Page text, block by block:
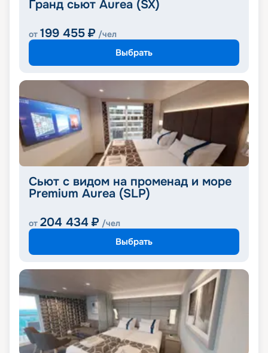
Гранд сьют Aurea (SX)
от 199 455 ₽ /чел
Выбрать
Сьют с видом на променад и море
Premium Aurea (SLP)
от 204 434 ₽ /чел
Выбрать